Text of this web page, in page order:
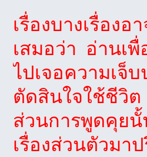
เรื่องบางเรื่องอ
เสมอว่า อ่านเ
ไปเจอความเจ็
ตัดสินใจใช้ชีวิต
ส่วนการพูดคุย
เรื่องส่วนตัวมา